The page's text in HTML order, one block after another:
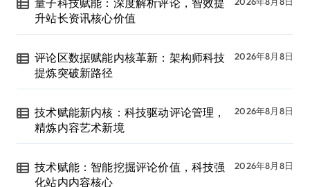
升站长资讯核心价值
评论区数据赋能内核革新：架构师科技
提炼突破新路径
2026年8月8日
技术赋能新内核：科技驱动评论管理，
精炼内容艺术新境
2026年8月8日
技术赋能：智能挖掘评论价值，科技强
化站内内容核心
2026年8月8日